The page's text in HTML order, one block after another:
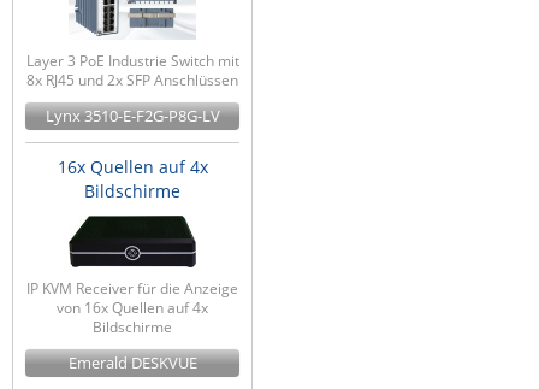
Layer 3 PoE Industrie Switch mit
8x RJ45 und 2x SFP Anschlüssen
Lynx 3510-E-F2G-P8G-LV
16x Quellen auf 4x
Bildschirme
IP KVM Receiver für die Anzeige
von 16x Quellen auf 4x
Bildschirme
Emerald DESKVUE